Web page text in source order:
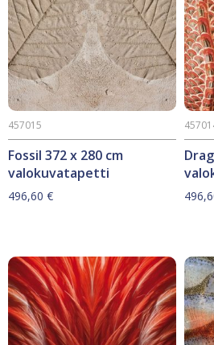
Fossil 372 x 280 cm
valokuvatapetti
457015
496,60 €